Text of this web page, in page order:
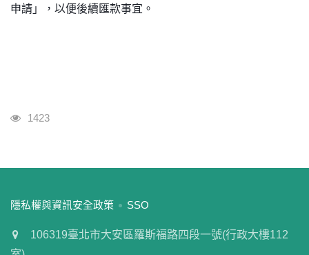
申請」，以便後續匯款事宜。
瀏覽人次
1423
:::
隱私權與資訊安全政策 SSO
106319臺北市大安區羅斯福路四段一號(行政大樓112